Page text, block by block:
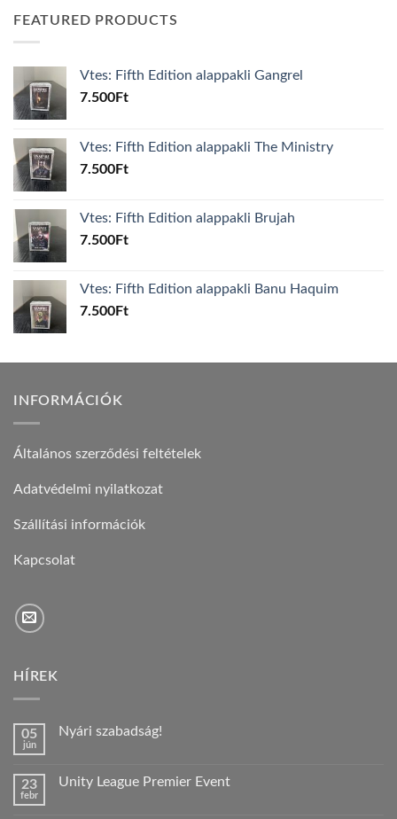
FEATURED PRODUCTS
Vtes: Fifth Edition alappakli Gangrel
7.500Ft
Vtes: Fifth Edition alappakli The Ministry
7.500Ft
Vtes: Fifth Edition alappakli Brujah
7.500Ft
Vtes: Fifth Edition alappakli Banu Haquim
7.500Ft
INFORMÁCIÓK
Általános szerződési feltételek
Adatvédelmi nyilatkozat
Szállítási információk
Kapcsolat
HÍREK
05
jún
Nyári szabadság!
Nyári
23
febr
Unity League Premier Event